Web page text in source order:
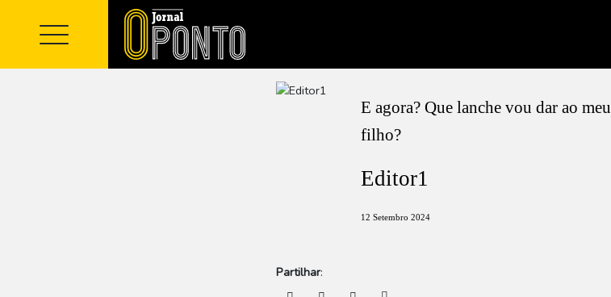
E agora? Que lanche vou dar ao meu
filho?
Editor1
12 Setembro 2024
Partilhar: